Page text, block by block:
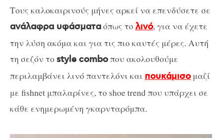
Τους καλοκαιρινούς μήνες αρκεί να επενδύσετε σε
ανάλαφρα υφάσματαόπως τολινό, για να έχετε
την λύση ακόμα και για τις πιο καυτές μέρες. Αυτή
τη σεζόν τοstyle comboπου ακολουθούμε
περιλαμβάνει λινό παντελόνι και πουκάμισομαζί
με fishnet μπαλαρίνες, το shoe trend που υπάρχει σε
κάθε ενημερωμένη γκαρνταρόμπα.